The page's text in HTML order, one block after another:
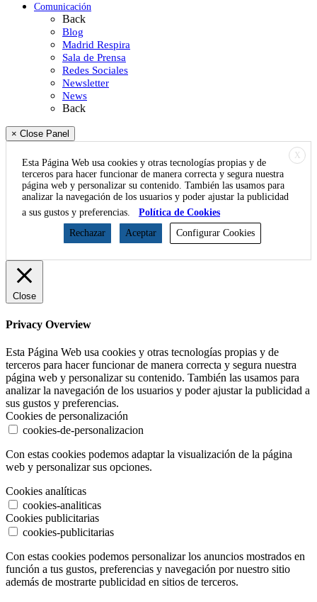
Comunicación
Back
Blog
Madrid Respira
Sala de Prensa
Redes Sociales
Newsletter
News
Back
× Close Panel
X
Esta Página Web usa cookies y otras tecnologías propias y de
terceros para hacer funcionar de manera correcta y segura nuestra
página web y personalizar su contenido. También las usamos para
analizar la navegación de los usuarios y poder ajustar la publicidad
a sus gustos y preferencias.
Política de Cookies
Rechazar
Aceptar Configurar Cookies
Close
Privacy Overview
Esta Página Web usa cookies y otras tecnologías propias y de
terceros para hacer funcionar de manera correcta y segura nuestra
página web y personalizar su contenido. También las usamos para
analizar la navegación de los usuarios y poder ajustar la publicidad a
sus gustos y preferencias.
Cookies de personalización
cookies-de-personalizacion
Con estas cookies podemos adaptar la visualización de la página
web y personalizar sus opciones.
Cookies analíticas
cookies-analiticas
Cookies publicitarias
cookies-publicitarias
Con estas cookies podemos personalizar los anuncios mostrados en
función a tus gustos, preferencias y navegación por nuestro sitio
además de mostrarte publicidad en sitios de terceros.